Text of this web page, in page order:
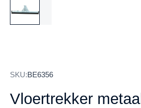
SKU:BE6356
Vloertrekker metaal